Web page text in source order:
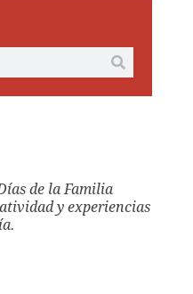
de la Familia
y experiencias